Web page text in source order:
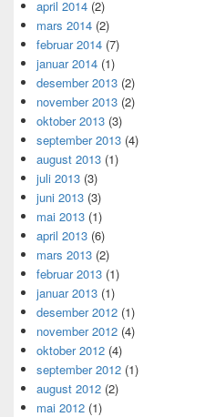
april 2014 (2)
mars 2014 (2)
februar 2014 (7)
januar 2014 (1)
desember 2013 (2)
november 2013 (2)
oktober 2013 (3)
september 2013 (4)
august 2013 (1)
juli 2013 (3)
juni 2013 (3)
mai 2013 (1)
april 2013 (6)
mars 2013 (2)
februar 2013 (1)
januar 2013 (1)
desember 2012 (1)
november 2012 (4)
oktober 2012 (4)
september 2012 (1)
august 2012 (2)
mai 2012 (1)